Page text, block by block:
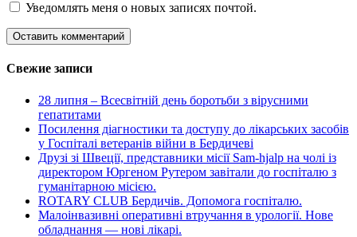
Уведомлять меня о новых записях почтой.
Свежие записи
28 липня – Всесвітній день боротьби з вірусними
гепатитами
Посилення діагностики та доступу до лікарських засобів
у Госпіталі ветеранів війни в Бердичеві
Друзі зі Швеції, представники місії Sam-hjalp на чолі із
директором Юргеном Рутером завітали до госпіталю з
гуманітарною місією.
ROTARY CLUB Бердичів. Допомога госпіталю.
Малоінвазивні оперативні втручання в урології. Нове
обладнання — нові лікарі.